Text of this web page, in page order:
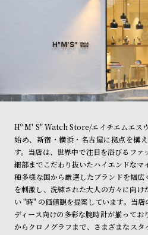
Hº M' S" Watch Store/エイチエムエス
始め、新宿・横浜・名古屋に拠点を構
す。当店は、世界中で注目を浴びるファ
細部までこだわり抜いたハイエンドなマ
種多様な国から厳選したブランドを幅広
を刺激し、洗練された大人の方々に向
い "時" の価値観を提案しています。当
ディース向けの多彩な腕時計が揃って
からクロノグラフまで、さまざまなス